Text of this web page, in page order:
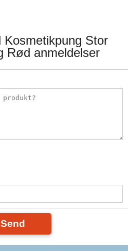
Kosmetikpung Stor
Rød anmeldelser
Send